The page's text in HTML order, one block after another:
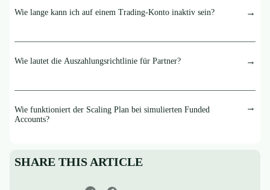
Wie lange kann ich auf einem Trading-Konto inaktiv sein?
Wie lautet die Auszahlungsrichtlinie für Partner?
Wie funktioniert der Scaling Plan bei simulierten Funded
Accounts?
SHARE THIS ARTICLE